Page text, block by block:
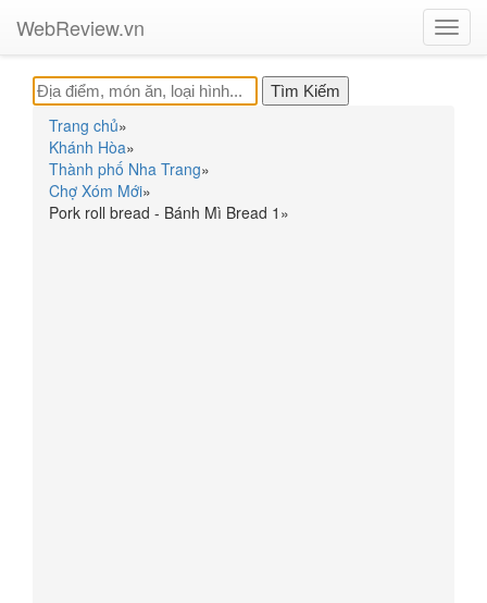
WebReview.vn
Trang chủ»
Khánh Hòa»
Thành phố Nha Trang»
Chợ Xóm Mới»
Pork roll bread - Bánh Mì Bread 1 »